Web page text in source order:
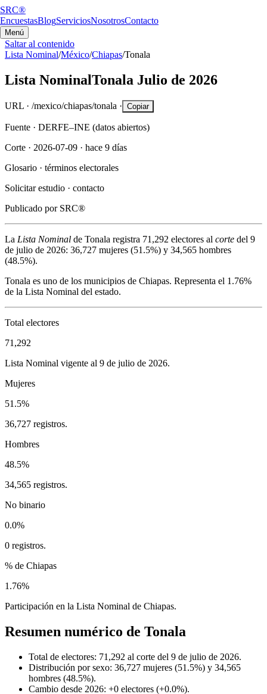
SRC®
EncuestasBlogServiciosNosotrosContacto
Menú
Saltar al contenido
Lista Nominal/México/Chiapas/Tonala
Lista NominalTonala Julio de 2026
URL · /mexico/chiapas/tonala · Copiar
Fuente · DERFE–INE (datos abiertos)
Corte · 2026-07-09 · hace 9 días
Glosario · términos electorales
Solicitar estudio · contacto
Publicado por SRC®
La Lista Nominal de Tonala registra 71,292 electores al corte del 9
de julio de 2026: 36,727 mujeres (51.5%) y 34,565 hombres
(48.5%).
Tonala es uno de los municipios de Chiapas. Representa el 1.76%
de la Lista Nominal del estado.
Total electores
71,292
Lista Nominal vigente al 9 de julio de 2026.
Mujeres
51.5%
36,727 registros.
Hombres
48.5%
34,565 registros.
No binario
0.0%
0 registros.
% de Chiapas
1.76%
Participación en la Lista Nominal de Chiapas.
Resumen numérico de Tonala
Total de electores: 71,292 al corte del 9 de julio de 2026.
Distribución por sexo: 36,727 mujeres (51.5%) y 34,565
hombres (48.5%).
Cambio desde 2026: +0 electores (+0.0%).